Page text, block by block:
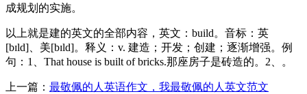
成规划的实施。
以上就是建的英文的全部内容，英文：build。音标：英
[bɪld]、美[bɪld]。释义：v. 建造；开发；创建；逐渐增强。例
句：1、That house is built of bricks.那座房子是砖造的。2、。
上一篇： 最敬佩的人英语作文，我最敬佩的人英文范文